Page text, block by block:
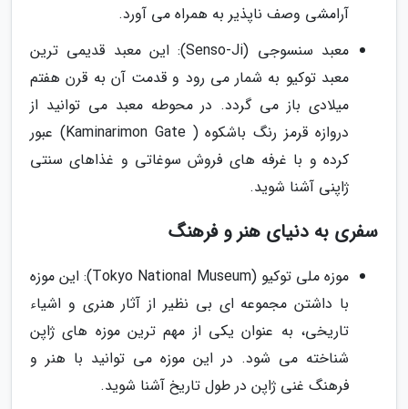
آرامشی وصف ناپذیر به همراه می آورد.
معبد سنسوجی (Senso-Ji): این معبد قدیمی ترین
معبد توکیو به شمار می رود و قدمت آن به قرن هفتم
میلادی باز می گردد. در محوطه معبد می توانید از
دروازه قرمز رنگ باشکوه ( Kaminarimon Gate) عبور
کرده و با غرفه های فروش سوغاتی و غذاهای سنتی
ژاپنی آشنا شوید.
سفری به دنیای هنر و فرهنگ
موزه ملی توکیو (Tokyo National Museum): این موزه
با داشتن مجموعه ای بی نظیر از آثار هنری و اشیاء
تاریخی، به عنوان یکی از مهم ترین موزه های ژاپن
شناخته می شود. در این موزه می توانید با هنر و
فرهنگ غنی ژاپن در طول تاریخ آشنا شوید.